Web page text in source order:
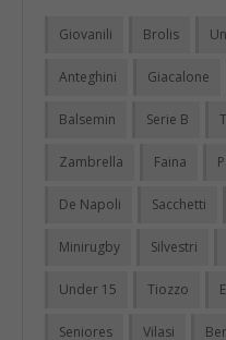
Giovanili Brolis
Anteghini Giacalone
Balsemin Serie B
Zambrella Faina
De Napoli Sacchetti
Minirugby Silvestri
Under 15 Tiozzo
Seniores Vilasi